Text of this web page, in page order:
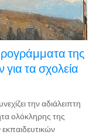
της
τα σχολεία
την αδιάλειπτη
ολόκληρης της